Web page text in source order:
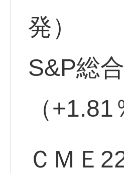
発）
S&P総
（
ＣＭＥ